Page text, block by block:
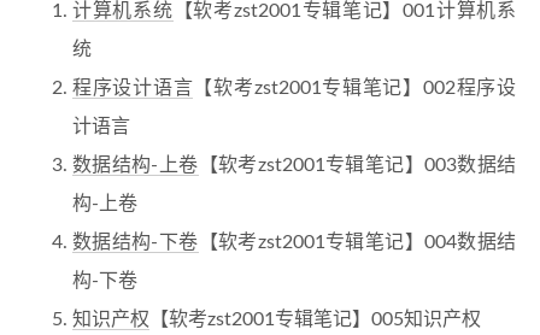
计算机系统 【软考zst2001专辑笔记】001计算机系
统
程序设计语言 【软考zst2001专辑笔记】002程序设
计语言
数据结构-上卷 【软考zst2001专辑笔记】003数据结
构-上卷
数据结构-下卷 【软考zst2001专辑笔记】004数据结
构-下卷
知识产权 【软考zst2001专辑笔记】005知识产权